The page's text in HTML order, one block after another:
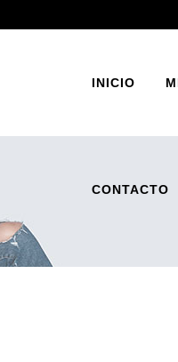
INICIO
CONTACTO